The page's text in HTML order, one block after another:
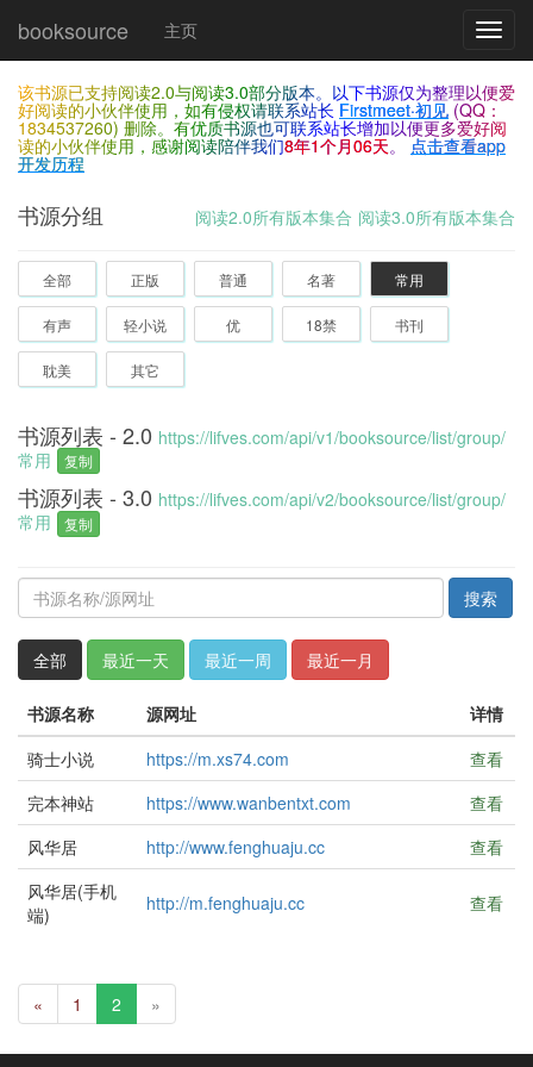
切
换
导
航
booksource 主页
该书源已支持阅读2.0与阅读3.0部分版本。以下书源仅为整理以便爱
好阅读的小伙伴使用，如有侵权请联系站长 Firstmeet·初见 (QQ：
1834537260) 删除。有优质书源也可联系站长增加以便更多爱好阅
读的小伙伴使用，感谢阅读陪伴我们8年1个月06天。 点击查看app
开发历程
书源分组 阅读2.0所有版本集合 阅读3.0所有版本集合
全部 正版 普通 名著 常用
有声 轻小说 优 18禁 书刊
耽美 其它
书源列表 - 2.0 https://lifves.com/api/v1/booksource/list/group/
常用
复制
书源列表 - 3.0 https://lifves.com/api/v2/booksource/list/group/
常用
复制
搜索
全部 最近一天 最近一周 最近一月
书源名称 源网址
详情
骑士小说
https://m.xs74.com
查看
完本神站
https://www.wanbentxt.com
查看
风华居
http://www.fenghuaju.cc
查看
风华居(手机
端)
http://m.fenghuaju.cc 查看
« 1 2 »